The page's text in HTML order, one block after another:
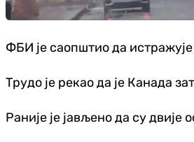
ФБИ је саопштио да
Трудо је рекао да је Канада
Раније је јављено да су двије